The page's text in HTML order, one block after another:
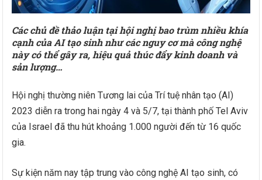
Các chủ đề thảo luận tại hội nghị bao trùm nhiều khía
cạnh của AI tạo sinh như các nguy cơ mà công nghệ
này có thể gây ra, hiệu quả thúc đẩy kinh doanh và
sản lượng…
Hội nghị thường niên Tương lai của Trí tuệ nhân tạo (AI)
2023 diễn ra trong hai ngày 4 và 5/7, tại thành phố Tel Aviv
của Israel đã thu hút khoảng 1.000 người đến từ 16 quốc
gia.
Sự kiện năm nay tập trung vào công nghệ AI tạo sinh, có